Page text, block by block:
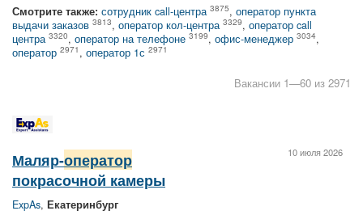
Смотрите также: сотрудник call-центра 3875, оператор пункта
выдачи заказов 3813, оператор кол-центра 3329, оператор call
центра 3320, оператор на телефоне 3199, офис-менеджер 3034,
оператор 2971 , оператор 1с 2971
Вакансии 1—60 из 2971
10 июля 2026
Маляр-оператор
покрасочной камеры
ExpAs, Екатеринбург